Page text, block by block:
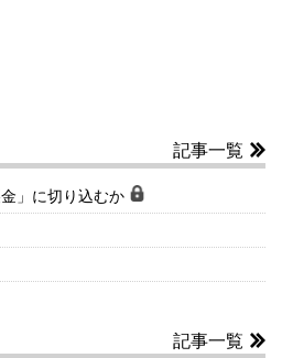
記事一覧
」に切り込むか
記事一覧